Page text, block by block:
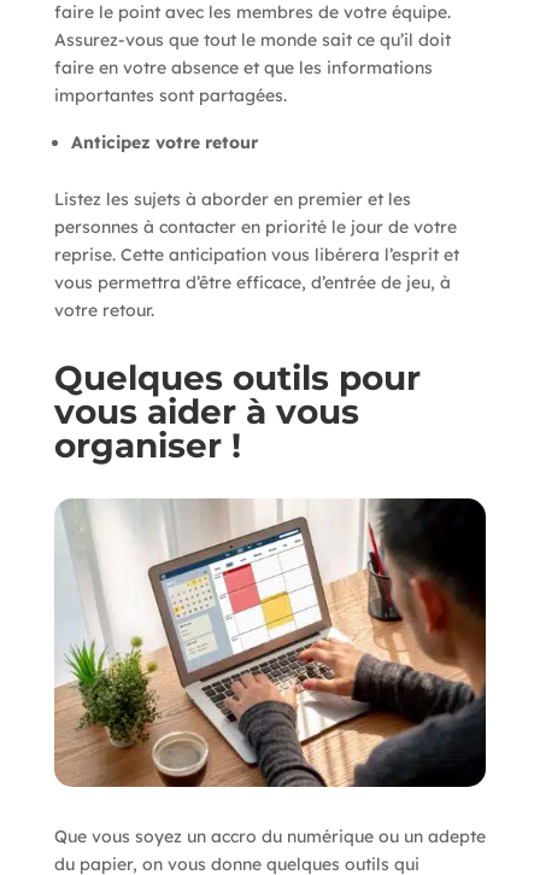
faire le point avec les membres de votre équipe.
Assurez-vous que tout le monde sait ce qu’il doit
faire en votre absence et que les informations
importantes sont partagées.
Anticipez votre retour
Listez les sujets à aborder en premier et les
personnes à contacter en priorité le jour de votre
reprise. Cette anticipation vous libérera l’esprit et
vous permettra d’être efficace, d’entrée de jeu, à
votre retour.
Quelques outils pour
vous aider à vous
organiser !
Que vous soyez un accro du numérique ou un adepte
du papier, on vous donne quelques outils qui